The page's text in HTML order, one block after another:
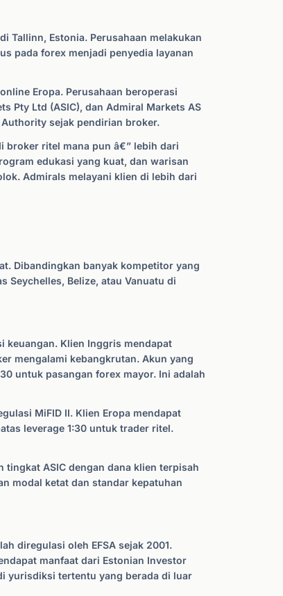
Tallinn, Estonia. Perusahaan melakukan
pada forex menjadi penyedia layanan
Eropa. Perusahaan beroperasi
Pty Ltd (ASIC), dan Admiral Markets AS
sejak pendirian broker.
broker ritel mana pun â€” lebih dari
edukasi yang kuat, dan warisan
Admirals melayani klien di lebih dari
Dibandingkan banyak kompetitor yang
Seychelles, Belize, atau Vanuatu di
keuangan. Klien Inggris mendapat
mengalami kebangkrutan. Akun yang
untuk pasangan forex mayor. Ini adalah
MiFID II. Klien Eropa mendapat
leverage 1:30 untuk trader ritel.
tingkat ASIC dengan dana klien terpisah
modal ketat dan standar kepatuhan
diregulasi oleh EFSA sejak 2001.
manfaat dari Estonian Investor
yurisdiksi tertentu yang berada di luar